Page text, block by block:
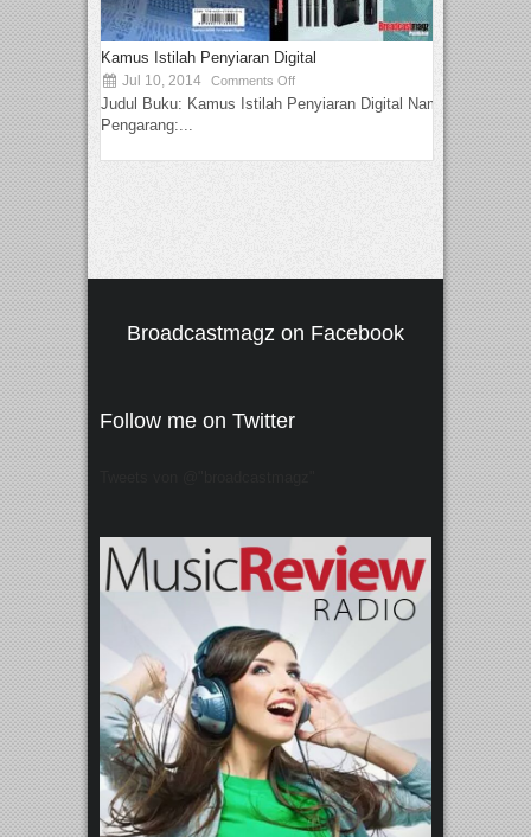
Kamus Istilah Penyiaran Digital
Jul 10, 2014 Comments Off
Judul Buku: Kamus Istilah Penyiaran Digital Nama
Pengarang:...
Broadcastmagz on Facebook
Follow me on Twitter